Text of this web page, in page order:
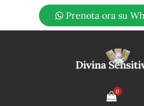
Prenota ora su
0